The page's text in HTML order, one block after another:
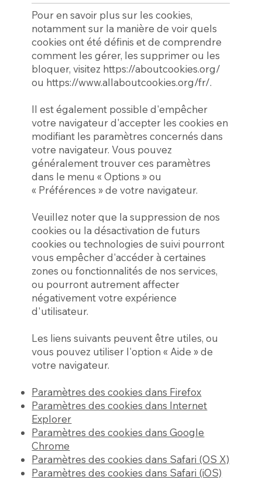
Pour en savoir plus sur les cookies,
notamment sur la manière de voir quels
cookies ont été définis et de comprendre
comment les gérer, les supprimer ou les
bloquer, visitez https://aboutcookies.org/
ou https://www.allaboutcookies.org/fr/.
Il est également possible d'empêcher
votre navigateur d'accepter les cookies en
modifiant les paramètres concernés dans
votre navigateur. Vous pouvez
généralement trouver ces paramètres
dans le menu « Options » ou
« Préférences » de votre navigateur.
Veuillez noter que la suppression de nos
cookies ou la désactivation de futurs
cookies ou technologies de suivi pourront
vous empêcher d'accéder à certaines
zones ou fonctionnalités de nos services,
ou pourront autrement affecter
négativement votre expérience
d'utilisateur.
Les liens suivants peuvent être utiles, ou
vous pouvez utiliser l'option « Aide » de
votre navigateur.
Paramètres des cookies dans Firefox
Paramètres des cookies dans Internet
Explorer
Paramètres des cookies dans Google
Chrome
Paramètres des cookies dans Safari (OS X)
Paramètres des cookies dans Safari (iOS)